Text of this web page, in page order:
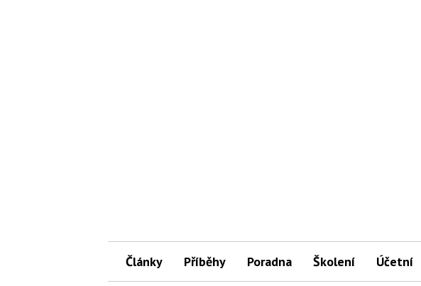
Články Příběhy Poradna Školení Účetní